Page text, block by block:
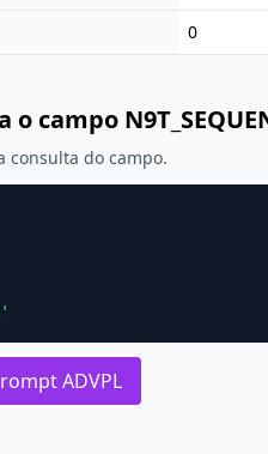
0
campo
consulta do campo.
ADVPL